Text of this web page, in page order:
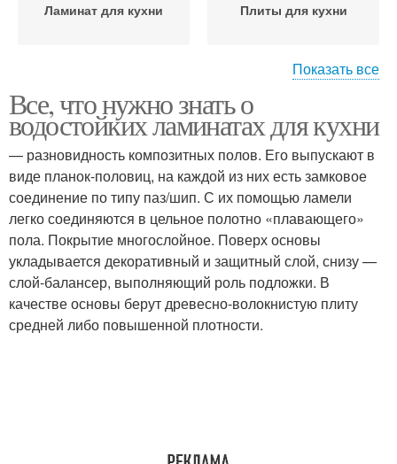
Ламинат для кухни Плиты для кухни
Покрытие в кухне Покрытия для кухни
Показать все
Все, что нужно знать о
водостойких ламинатах для кухни
— разновидность композитных полов. Его выпускают в
виде планок-половиц, на каждой из них есть замковое
соединение по типу паз/шип. С их помощью ламели
легко соединяются в цельное полотно «плавающего»
пола. Покрытие многослойное. Поверх основы
укладывается декоративный и защитный слой, снизу —
слой-балансер, выполняющий роль подложки. В
качестве основы берут древесно-волокнистую плиту
средней либо повышенной плотности.